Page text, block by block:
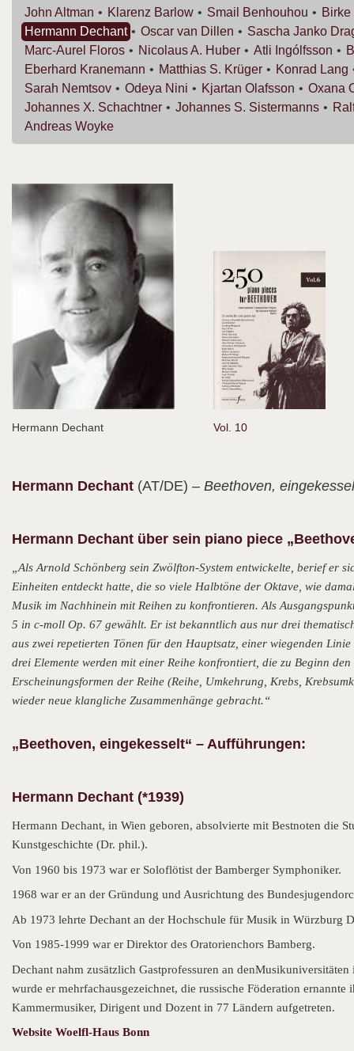
John Altman Klarenz Barlow Smail Benhouhou
Birke
Hermann Dechant Oscar van Dillen Sascha Janko
Marc-Aurel Floros Nicolaus A. Huber Atli Ingólfsson
Eberhard Kranemann Matthias S. Krüger Konrad Lang
Sarah Nemtsov Odeya Nini Kjartan Olafsson Oxana
Johannes X. Schachtner Johannes S. Sistermanns
Andreas Woyke
Hermann Dechant Vol. 10
Hermann Dechant (AT/DE) – Beethoven,
Hermann Dechant über sein piano piece
„Als Arnold Schönberg sein Zwölfton-System entwickelte, berief er
Einheiten entdeckt hatte, die so viele Halbtöne der Oktave, wie
Musik im Nachhinein mit Reihen zu konfrontieren. Als
5 in c-moll Op. 67 gewählt. Er ist bekanntlich aus nur drei
aus zwei repetierten Tönen für den Hauptsatz, einer wiegenden
drei Elemente werden mit einer Reihe konfrontiert, die zu Beginn
Erscheinungsformen der Reihe (Reihe, Umkehrung, Krebs,
wieder neue klangliche Zusammenhänge gebracht.“
„Beethoven, eingekesselt“ – Aufführungen:
Hermann Dechant (*1939)
Hermann Dechant, in Wien geboren, absolvierte mit Bestnoten die
Kunstgeschichte (Dr. phil.).
Von 1960 bis 1973 war er Soloflötist der Bamberger Symphoniker.
1968 war er an der Gründung und Ausrichtung des
Ab 1973 lehrte Dechant an der Hochschule für Musik in Würzburg
Von 1985-1999 war er Direktor des Oratorienchors Bamberg.
Dechant nahm zusätzlich Gastprofessuren an
wurde er mehrfachausgezeichnet, die russische Föderation
Kammermusiker, Dirigent und Dozent in 77 Ländern aufgetreten.
Website Woelfl-Haus Bonn